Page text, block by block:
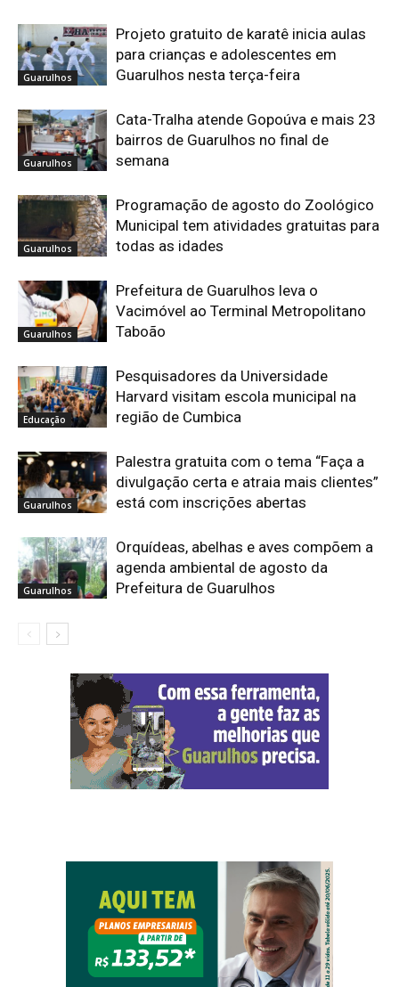
Guarulhos
Projeto gratuito de karatê inicia aulas
para crianças e adolescentes em
Guarulhos nesta terça-feira
Guarulhos
Cata-Tralha atende Gopoúva e mais 23
bairros de Guarulhos no final de
semana
Guarulhos
Programação de agosto do Zoológico
Municipal tem atividades gratuitas para
todas as idades
Guarulhos
Prefeitura de Guarulhos leva o
Vacimóvel ao Terminal Metropolitano
Taboão
Educação
Pesquisadores da Universidade
Harvard visitam escola municipal na
região de Cumbica
Guarulhos
Palestra gratuita com o tema “Faça a
divulgação certa e atraia mais clientes”
está com inscrições abertas
Guarulhos
Orquídeas, abelhas e aves compõem a
agenda ambiental de agosto da
Prefeitura de Guarulhos